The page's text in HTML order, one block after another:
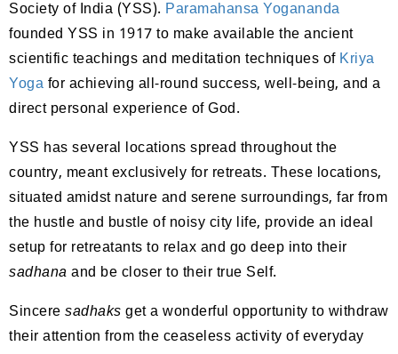
Society of India (YSS). Paramahansa Yogananda
founded YSS in 1917 to make available the ancient
scientific teachings and meditation techniques of Kriya
Yoga for achieving all-round success, well-being, and a
direct personal experience of God.
YSS has several locations spread throughout the
country, meant exclusively for retreats. These locations,
situated amidst nature and serene surroundings, far from
the hustle and bustle of noisy city life, provide an ideal
setup for retreatants to relax and go deep into their
sadhana and be closer to their true Self.
Sincere sadhaks get a wonderful opportunity to withdraw
their attention from the ceaseless activity of everyday